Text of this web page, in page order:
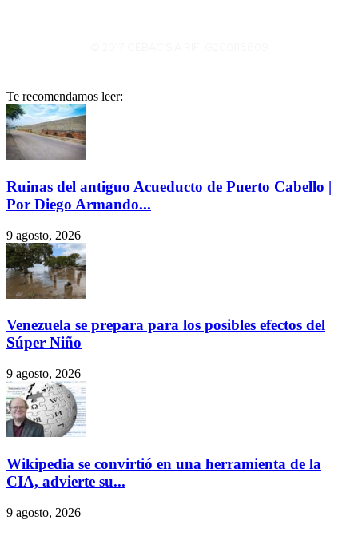
Te recomendamos leer:
Ruinas del antiguo Acueducto de Puerto Cabello |
Por Diego Armando...
9 agosto, 2026
Venezuela se prepara para los posibles efectos del
Súper Niño
9 agosto, 2026
Wikipedia se convirtió en una herramienta de la
CIA, advierte su...
9 agosto, 2026